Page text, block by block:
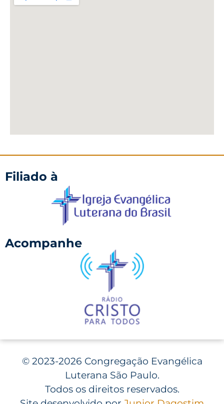
Filiado à
Acompanhe
©2023-2026 Congregação Evangélica
Luterana São Paulo.
Todos os direitos reservados.